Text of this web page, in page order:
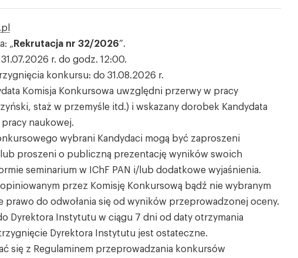
„ Rekrutacja nr 32/2026”.
r. do godz. 12:00.
konkursu: do 31.08.2026 r.
Komisja Konkursowa uwzględni przerwy w pracy
staż w przemyśle itd.) i wskazany dorobek Kandydata
naukowej.
wybrani Kandydaci mogą być zaproszeni
proszeni o publiczną prezentację wyników swoich
seminarium w IChF PAN i/lub dodatkowe wyjaśnienia.
przez Komisję Konkursową bądź nie wybranym
prawo do odwołania się od wyników przeprowadzonej oceny.
Dyrektora Instytutu w ciągu 7 dni od daty otrzymania
Dyrektora Instytutu jest ostateczne.
się z Regulaminem przeprowadzania konkursów